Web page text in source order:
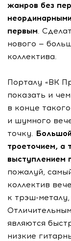
жанров без
первым.
нового —
коллектива.
Порталу «ВК
показать и
в конце
и шумного
точку.
троеточием, а
выступлением
пожалуй,
коллектив
к трэш-металу
являются
низкие